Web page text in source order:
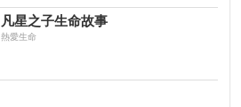
凡星之子生命故事
熱愛生命